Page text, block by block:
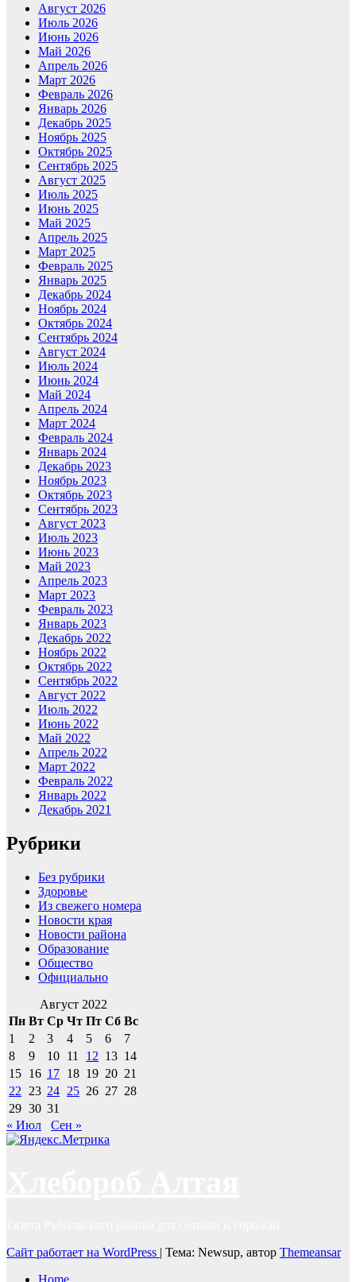
Август 2026
Июль 2026
Июнь 2026
Май 2026
Апрель 2026
Март 2026
Февраль 2026
Январь 2026
Декабрь 2025
Ноябрь 2025
Октябрь 2025
Сентябрь 2025
Август 2025
Июль 2025
Июнь 2025
Май 2025
Апрель 2025
Март 2025
Февраль 2025
Январь 2025
Декабрь 2024
Ноябрь 2024
Октябрь 2024
Сентябрь 2024
Август 2024
Июль 2024
Июнь 2024
Май 2024
Апрель 2024
Март 2024
Февраль 2024
Январь 2024
Декабрь 2023
Ноябрь 2023
Октябрь 2023
Сентябрь 2023
Август 2023
Июль 2023
Июнь 2023
Май 2023
Апрель 2023
Март 2023
Февраль 2023
Январь 2023
Декабрь 2022
Ноябрь 2022
Октябрь 2022
Сентябрь 2022
Август 2022
Июль 2022
Июнь 2022
Май 2022
Апрель 2022
Март 2022
Февраль 2022
Январь 2022
Декабрь 2021
Рубрики
Без рубрики
Здоровье
Из свежего номера
Новости края
Новости района
Образование
Общество
Официально
Август 2022
Пн Вт Ср Чт Пт Сб Вс
1
2 3 4 5 6
7
8
9 10 11 12 13 14
15 16 17 18 19 20 21
22
23 24 25 26 27 28
29 30 31
« Июл
Сен »
Сайт работает на WordPress | Тема: Newsup, автор Themeansar
Home